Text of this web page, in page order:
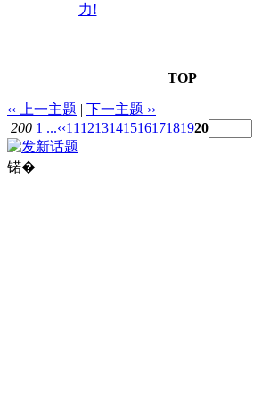
力!
TOP
‹‹ 上一主题 | 下一主题 ››
200 1 ...‹‹11 121314151617181920
锘�